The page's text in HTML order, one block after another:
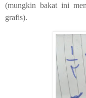
(mungkin bakat ini
grafis).